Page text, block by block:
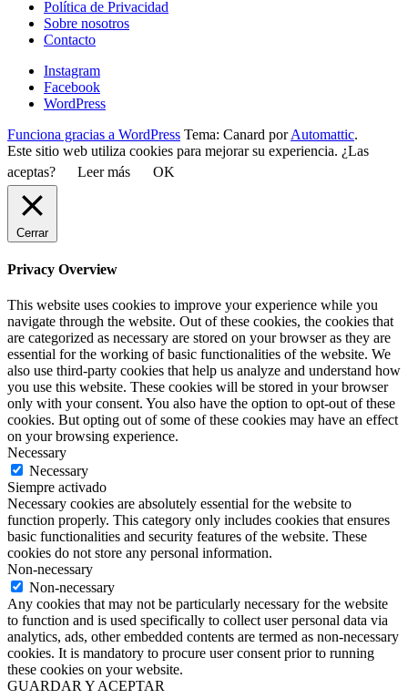
Política de Privacidad
Sobre nosotros
Contacto
Instagram
Facebook
WordPress
Funciona gracias a WordPress Tema: Canard porAutomattic.
Este sitio web utiliza cookies para mejorar su experiencia. ¿Las
aceptas?
Leer más OK
Cerrar
Privacy Overview
This website uses cookies to improve your experience while you
navigate through the website. Out of these cookies, the cookies that
are categorized as necessary are stored on your browser as they are
essential for the working of basic functionalities of the website. We
also use third-party cookies that help us analyze and understand how
you use this website. These cookies will be stored in your browser
only with your consent. You also have the option to opt-out of these
cookies. But opting out of some of these cookies may have an effect
on your browsing experience.
Necessary
Necessary
Siempre activado
Necessary cookies are absolutely essential for the website to
function properly. This category only includes cookies that ensures
basic functionalities and security features of the website. These
cookies do not store any personal information.
Non-necessary
Non-necessary
Any cookies that may not be particularly necessary for the website
to function and is used specifically to collect user personal data via
analytics, ads, other embedded contents are termed as non-necessary
cookies. It is mandatory to procure user consent prior to running
these cookies on your website.
GUARDAR Y ACEPTAR